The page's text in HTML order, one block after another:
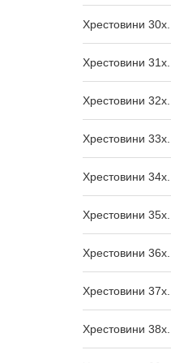
Хрестовини 30x...
Хрестовини 31x...
Хрестовини 32x...
Хрестовини 33x...
Хрестовини 34x...
Хрестовини 35x...
Хрестовини 36x...
Хрестовини 37x...
Хрестовини 38x...